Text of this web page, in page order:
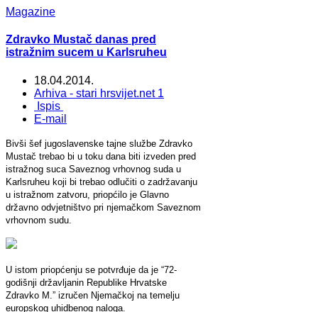
Magazine
Zdravko Mustač danas pred
istražnim sucem u Karlsruheu
18.04.2014.
Arhiva - stari hrsvijet.net 1
Ispis
E-mail
Bivši šef jugoslavenske tajne službe Zdravko
Mustač trebao bi u toku dana biti izveden pred
istražnog suca Saveznog vrhovnog suda u
Karlsruheu koji bi trebao odlučiti o zadržavanju
u istražnom zatvoru, priopćilo je Glavno
državno odvjetništvo pri njemačkom Saveznom
vrhovnom sudu.
U istom priopćenju se potvrđuje da je “72-
godišnji državljanin Republike Hrvatske
Zdravko M.” izručen Njemačkoj na temelju
europskog uhidbenog naloga.